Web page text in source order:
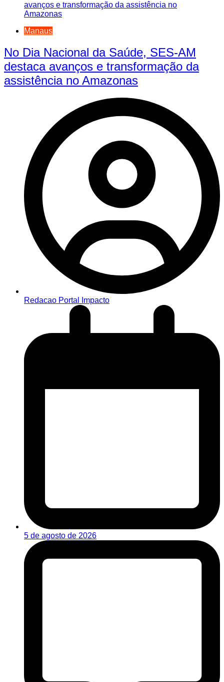
Manaus
No Dia Nacional da Saúde, SES-AM
destaca avanços e transformação da
assistência no Amazonas
Redacao Portal Impacto
5 de agosto de 2026